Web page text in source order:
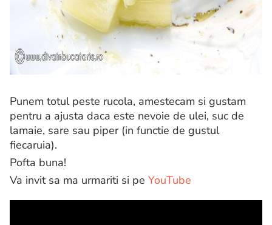
Punem totul peste rucola, amestecam si gustam
pentru a ajusta daca este nevoie de ulei, suc de
lamaie, sare sau piper (in functie de gustul
fiecaruia).
Pofta buna!
Va invit sa ma urmariti si pe YouTube